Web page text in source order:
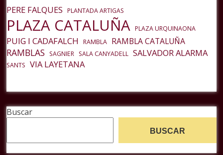
PERE FALQUES PLANTADA ARTIGAS
PLAZA CATALUÑA PLAZA URQUINAONA
PUIG I CADAFALCH RAMBLA RAMBLA CATALUÑA
RAMBLAS SAGNIER SALA CANYADELL SALVADOR ALARMA
SANTS VIA LAYETANA
Buscar
BUSCAR